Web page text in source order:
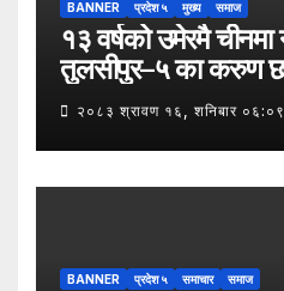
BANNER प्रदेश ५ मुख्य समाज
१३ वर्षको उमेरमै
तुलसीपुर–५ का करुण
२०८३ श्रावण १६, शनिबार
BANNER प्रदेश ५ समाचार समाज